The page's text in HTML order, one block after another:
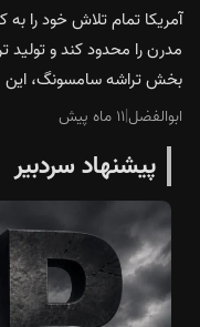
آمریکا تمام تلاش خود را به
مدرن را محدود کند و تولید
بخش تراشه سامسونگ، این
ابوالفضل|۱۱ ماه پیش
پیشنهاد سردبیر